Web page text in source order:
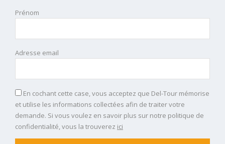
Prénom
Adresse email
En cochant cette case, vous acceptez que Del-Tour mémorise
et utilise les informations collectées afin de traiter votre
demande. Si vous voulez en savoir plus sur notre politique de
confidentialité, vous la trouverez ici